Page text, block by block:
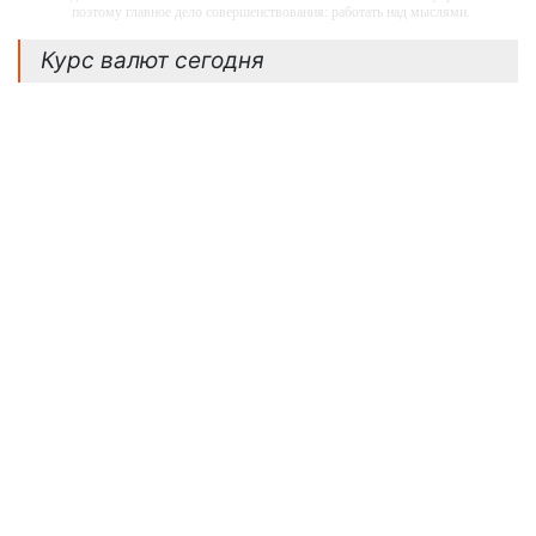
поэтому главное дело совершенствования: работать над мыслями.
-- Идите уверенно по направлению к мечте. Живите той жизнью, которую вы
сами себе придумали.
Курс валют сегодня